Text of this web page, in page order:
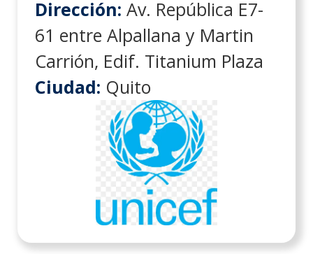
Dirección: Av. República E7-
61 entre Alpallana y Martin
Carrión, Edif. Titanium Plaza
Ciudad: Quito